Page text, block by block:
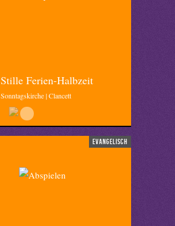
Stille Ferien-Halbzeit
Sonntagskirche | Clancett
evangelisch